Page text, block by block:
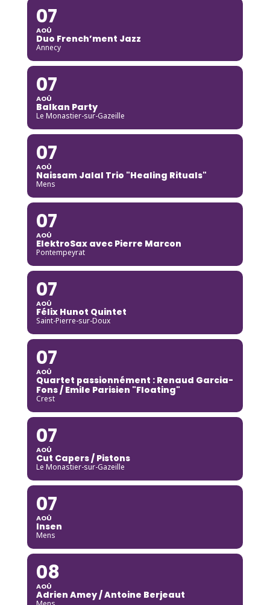
07
AOÛ
Duo French’ment Jazz
Annecy
07
AOÛ
Balkan Party
Le Monastier-sur-Gazeille
07
AOÛ
Naissam Jalal Trio "Healing Rituals"
Mens
07
AOÛ
ElektroSax avec Pierre Marcon
Pontempeyrat
07
AOÛ
Félix Hunot Quintet
Saint-Pierre-sur-Doux
07
AOÛ
Quartet passionnément : Renaud Garcia-
Fons / Emile Parisien "Floating"
Crest
07
AOÛ
Cut Capers / Pistons
Le Monastier-sur-Gazeille
07
AOÛ
Insen
Mens
08
AOÛ
Adrien Amey / Antoine Berjeaut